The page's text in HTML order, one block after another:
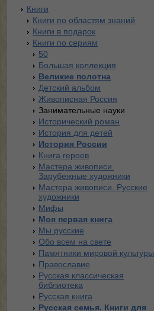
Книги
Книги по областям знаний
Книги в подарок
Книги по сериям
50
Большая коллекция
Великие полотна
Детский альбом
Живописная Россия
Занимательные науки
Исторический роман
История для детей
История России
Книга героев
Мастера живописи.
Зарубежные художники
Мастера живописи. Русские
художники
Мифы
Моя первая книга
Мы русские
Обо всем на свете
Памятники мировой культуры
Православие
Русская классическая
библиотека
Русская книга
Русская семья. Книги для